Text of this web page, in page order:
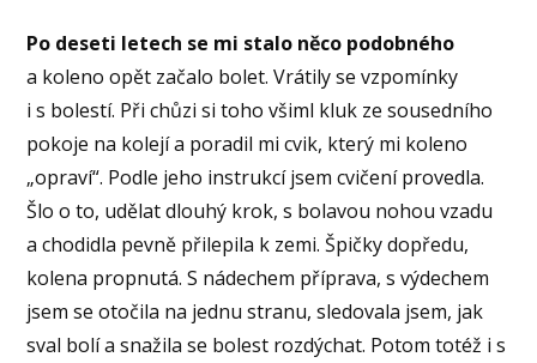
Po deseti letech se mi stalo něco podobného
a koleno opět začalo bolet. Vrátily se vzpomínky
i s bolestí. Při chůzi si toho všiml kluk ze sousedního
pokoje na kolejí a poradil mi cvik, který mi koleno
„opraví“. Podle jeho instrukcí jsem cvičení provedla.
Šlo o to, udělat dlouhý krok, s bolavou nohou vzadu
a chodidla pevně přilepila k zemi. Špičky dopředu,
kolena propnutá. S nádechem příprava, s výdechem
jsem se otočila na jednu stranu, sledovala jsem, jak
sval bolí a snažila se bolest rozdýchat. Potom totéž i s